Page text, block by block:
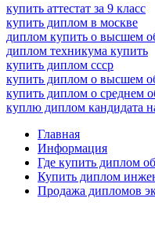
купить аттестат за 9 класс
купить диплом в москве
диплом купить о высшем
диплом техникума купить
купить диплом ссср
купить диплом о высшем
купить диплом о среднем
куплю диплом кандидата
Главная
Информация
Где купить диплом
Купить диплом
Продажа дипломов